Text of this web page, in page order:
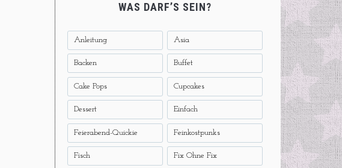
WAS DARF’S SEIN?
Anleitung Asia
Backen Buffet
Cake Pops Cupcakes
Dessert Einfach
Feierabend-Quickie Feinkostpunks
Fisch Fix Ohne Fix